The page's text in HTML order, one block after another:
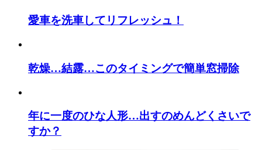
愛車を洗車してリフレッシュ！
乾燥…結露…このタイミングで簡単窓掃除
年に一度のひな人形…出すのめんどくさいで
すか？